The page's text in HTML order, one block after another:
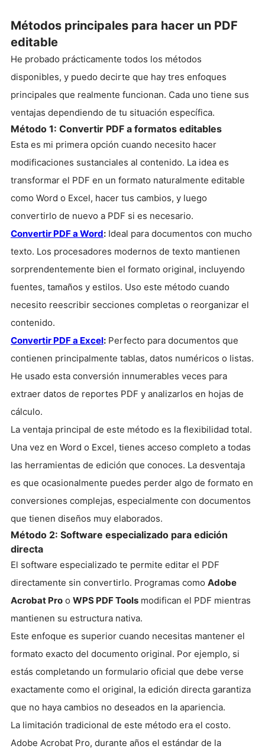
Métodos principales para hacer un PDF
editable
He probado prácticamente todos los métodos
disponibles, y puedo decirte que hay tres enfoques
principales que realmente funcionan. Cada uno tiene sus
ventajas dependiendo de tu situación específica.
Método 1: Convertir PDF a formatos editables
Esta es mi primera opción cuando necesito hacer
modificaciones sustanciales al contenido. La idea es
transformar el PDF en un formato naturalmente editable
como Word o Excel, hacer tus cambios, y luego
convertirlo de nuevo a PDF si es necesario.
Convertir PDF a Word: Ideal para documentos con mucho
texto. Los procesadores modernos de texto mantienen
sorprendentemente bien el formato original, incluyendo
fuentes, tamaños y estilos. Uso este método cuando
necesito reescribir secciones completas o reorganizar el
contenido.
Convertir PDF a Excel: Perfecto para documentos que
contienen principalmente tablas, datos numéricos o listas.
He usado esta conversión innumerables veces para
extraer datos de reportes PDF y analizarlos en hojas de
cálculo.
La ventaja principal de este método es la flexibilidad total.
Una vez en Word o Excel, tienes acceso completo a todas
las herramientas de edición que conoces. La desventaja
es que ocasionalmente puedes perder algo de formato en
conversiones complejas, especialmente con documentos
que tienen diseños muy elaborados.
Método 2: Software especializado para edición
directa
El software especializado te permite editar el PDF
directamente sin convertirlo. Programas como Adobe
Acrobat Pro o WPS PDF Tools modifican el PDF mientras
mantienen su estructura nativa.
Este enfoque es superior cuando necesitas mantener el
formato exacto del documento original. Por ejemplo, si
estás completando un formulario oficial que debe verse
exactamente como el original, la edición directa garantiza
que no haya cambios no deseados en la apariencia.
La limitación tradicional de este método era el costo.
Adobe Acrobat Pro, durante años el estándar de la